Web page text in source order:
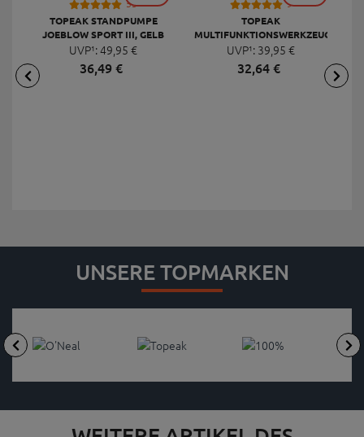
53
TOPEAK STANDPUMPE
JOEBLOW SPORT III, GELB
UVP¹:49,95 €
36,49€
9
TOPEAK
MULTIFUNKTIONSWERKZEUG
MINI 20 PRO
UVP¹: 39,95 €
32,64€
UNSERE TOPMARKEN